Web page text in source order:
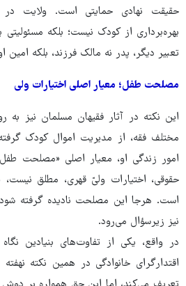
حقیقت نهادی حمایتی است. ولایت در
بهره‌برداری از کودک نیست؛ بلکه
تعبیر دیگر، پدر نه مالک فرزند، بلکه امین
مصلحت طفل؛ معیار اصلی اختیارات ولی
این نکته در آثار فقیهان مسلمان نیز
مختلف فقه، از مدیریت اموال کودک
امور زندگی او، معیار اصلی «مصلحت
حقوقی، اختیارات ولیّ قهری، مطلق
است. هرجا این مصلحت نادیده گرفته
نیز زیرسؤال می‌رود.
در واقع، یکی از تفاوت‌های بنیادین
اقتدارگرای خانوادگی در همین نکته